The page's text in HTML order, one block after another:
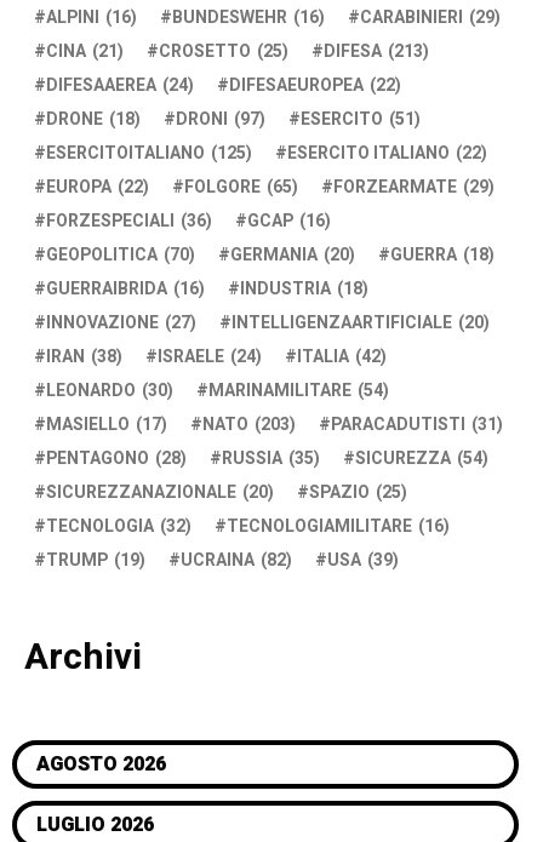
ALPINI (16) BUNDESWEHR (16) CARABINIERI (29)
CINA (21) CROSETTO (25) DIFESA (213)
DIFESAAEREA (24) DIFESAEUROPEA (22)
DRONE (18) DRONI (97) ESERCITO (51)
ESERCITOITALIANO (125) ESERCITO ITALIANO (22)
EUROPA (22) FOLGORE (65) FORZEARMATE (29)
FORZESPECIALI (36) GCAP (16)
GEOPOLITICA (70) GERMANIA (20) GUERRA (18)
GUERRAIBRIDA (16) INDUSTRIA (18)
INNOVAZIONE (27) INTELLIGENZAARTIFICIALE (20)
IRAN (38) ISRAELE (24) ITALIA (42)
LEONARDO (30) MARINAMILITARE (54)
MASIELLO (17) NATO (203) PARACADUTISTI (31)
PENTAGONO (28) RUSSIA (35) SICUREZZA (54)
SICUREZZANAZIONALE (20) SPAZIO (25)
TECNOLOGIA (32) TECNOLOGIAMILITARE (16)
TRUMP (19) UCRAINA (82) USA (39)
Archivi
AGOSTO 2026
LUGLIO 2026